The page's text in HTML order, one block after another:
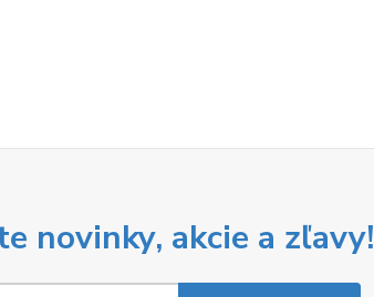
novinky, akcie a zľavy!